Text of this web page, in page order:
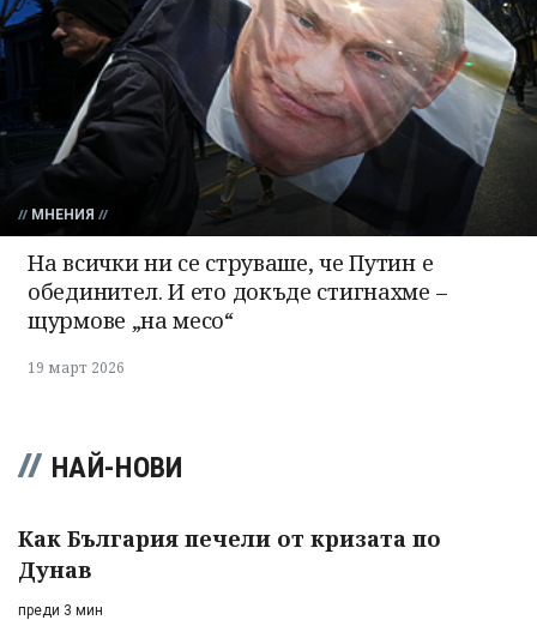
МНЕНИЯ
На всички ни се струваше, че Путин е
обединител. И ето докъде стигнахме –
щурмове „на месо“
19 март 2026
НАЙ-НОВИ
Как България печели от кризата по
Дунав
преди 3 мин